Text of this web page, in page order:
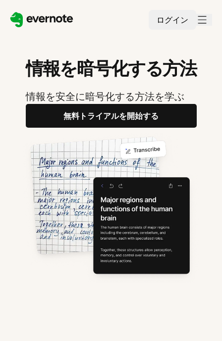
ログイン
情報を暗号化する方法
情報を安全に暗号化する方法を学ぶ
無料トライアルを開始する